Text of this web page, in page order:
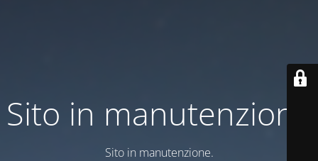
Sito in manutenzione
Sito in manutenzione.